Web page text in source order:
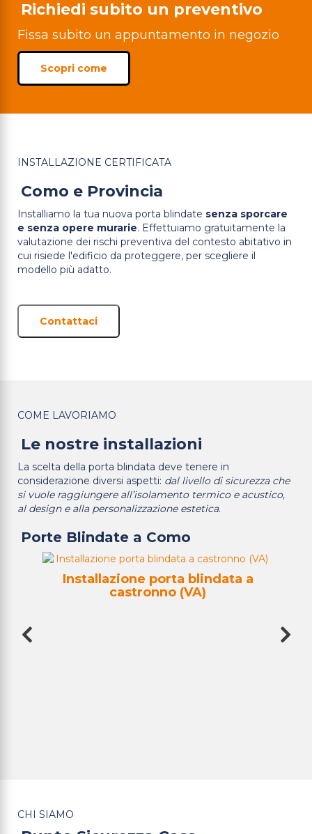
Richiedi subito un preventivo
Fissa subito un appuntamento in negozio
Scopri come
INSTALLAZIONE CERTIFICATA
Como e Provincia
Installiamo la tua nuova porta blindate senza sporcare
e senza opere murarie. Effettuiamo gratuitamente la
valutazione dei rischi preventiva del contesto abitativo in
cui risiede l'edificio da proteggere, per scegliere il
modello più adatto.
Contattaci
COME LAVORIAMO
Le nostre installazioni
La scelta della porta blindata deve tenere in
considerazione diversi aspetti: dal livello di sicurezza che
si vuole raggiungere all’isolamento termico e acustico,
al design e alla personalizzazione estetica.
Porte Blindate a Como
Installazione porta blindata a
castronno (VA)
CHI SIAMO